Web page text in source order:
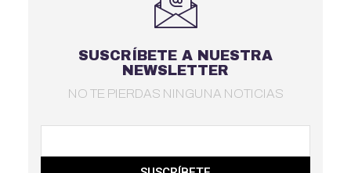
SUSCRÍBETE A NUESTRA
NEWSLETTER
NO TE PIERDAS NINGUNA NOTICIAS